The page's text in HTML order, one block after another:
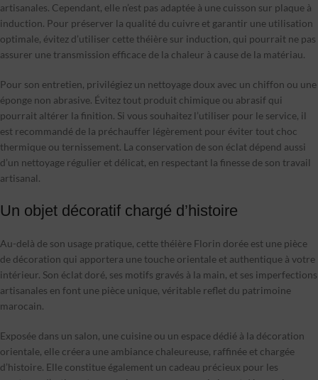
artisanales. Cependant, elle n’est pas adaptée à une cuisson sur plaque à
induction. Pour préserver la qualité du cuivre et garantir une utilisation
optimale, évitez d’utiliser cette théière sur induction, qui pourrait ne pas
assurer une transmission efficace de la chaleur à cause de la matériau.
Pour son entretien, privilégiez un nettoyage doux avec un chiffon ou une
éponge non abrasive. Évitez tout produit chimique ou abrasif qui
pourrait altérer la finition. Si vous souhaitez l’utiliser pour le service, il
est recommandé de la préchauffer légèrement pour éviter tout choc
thermique ou ternissement. La conservation de son éclat dépend aussi
d’un nettoyage régulier et délicat, en respectant la finesse de son travail
artisanal.
Un objet décoratif chargé d’histoire
Au-delà de son usage pratique, cette théière Florin dorée est une pièce
de décoration qui apportera une touche orientale et authentique à votre
intérieur. Son éclat doré, ses motifs gravés à la main, et ses imperfections
artisanales en font une pièce unique, véritable reflet du patrimoine
marocain.
Exposée dans un salon, une cuisine ou un espace dédié à la décoration
orientale, elle créera une ambiance chaleureuse, raffinée et chargée
d’histoire. Elle constitue également un cadeau précieux pour les